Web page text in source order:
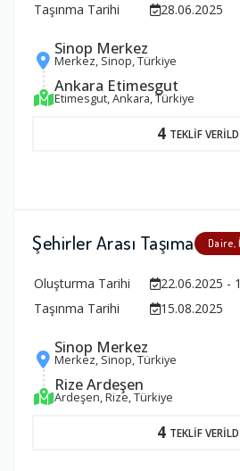
Taşınma Tarihi
28.06.2025
Sinop Merkez
Merkez, Sinop, Türkiye
Ankara Etimesgut
Etimesgut, Ankara, Türkiye
4 TEKLİF
Şehirler Arası Taşıma Daire,
Oluşturma Tarihi
22.06.2025 -
Taşınma Tarihi
15.08.2025
Sinop Merkez
Merkez, Sinop, Türkiye
Rize Ardeşen
Ardeşen, Rize, Türkiye
4 TEKLİF